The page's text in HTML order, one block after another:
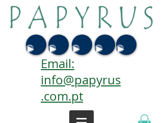
Email:
info@papyrus
.com.pt